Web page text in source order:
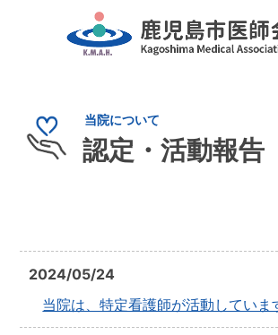
認定・活動報告
2024/05/24
当院は、特定看護師が活動していま